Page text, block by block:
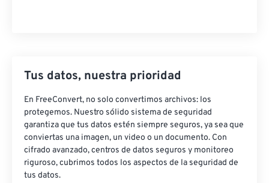
Tus datos, nuestra prioridad
En FreeConvert, no solo convertimos archivos: los
protegemos. Nuestro sólido sistema de seguridad
garantiza que tus datos estén siempre seguros, ya sea que
conviertas una imagen, un video o un documento. Con
cifrado avanzado, centros de datos seguros y monitoreo
riguroso, cubrimos todos los aspectos de la seguridad de
tus datos.